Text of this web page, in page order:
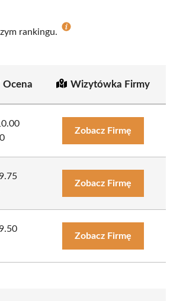
rankingu.
Ocena Wizytówka Firmy
Zobacz Firmę
9.75
Zobacz Firmę
9.50
Zobacz Firmę